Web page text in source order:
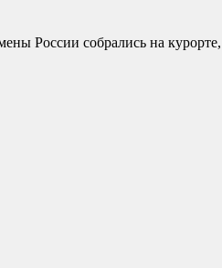
России собрались на